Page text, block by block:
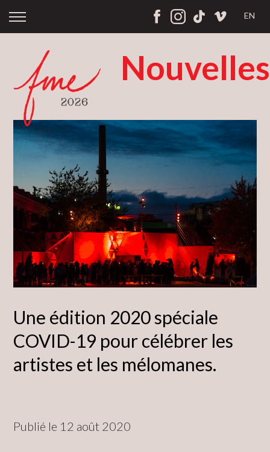
EN
Nouvelles
Une édition 2020 spéciale
COVID-19 pour célébrer les
artistes et les mélomanes.
Publié le 12 août 2020